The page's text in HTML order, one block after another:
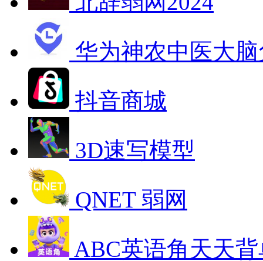
华为神农中医大
抖音商城
3D速写模型
QNET 弱网
ABC英语角天天